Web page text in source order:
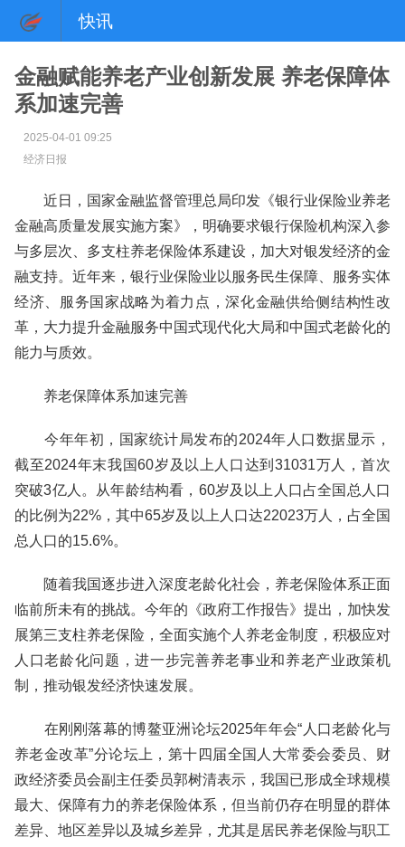
快讯
金融赋能养老产业创新发展 养老保障体
系加速完善
2025-04-01 09:25
经济日报
近日，国家金融监督管理总局印发《银行业保险业养老
金融高质量发展实施方案》，明确要求银行保险机构深入参
与多层次、多支柱养老保险体系建设，加大对银发经济的金
融支持。近年来，银行业保险业以服务民生保障、服务实体
经济、服务国家战略为着力点，深化金融供给侧结构性改
革，大力提升金融服务中国式现代化大局和中国式老龄化的
能力与质效。
养老保障体系加速完善
今年年初，国家统计局发布的2024年人口数据显示，
截至2024年末我国60岁及以上人口达到31031万人，首次
突破3亿人。从年龄结构看，60岁及以上人口占全国总人口
的比例为22%，其中65岁及以上人口达22023万人，占全国
总人口的15.6%。
随着我国逐步进入深度老龄化社会，养老保险体系正面
临前所未有的挑战。今年的《政府工作报告》提出，加快发
展第三支柱养老保险，全面实施个人养老金制度，积极应对
人口老龄化问题，进一步完善养老事业和养老产业政策机
制，推动银发经济快速发展。
在刚刚落幕的博鳌亚洲论坛2025年年会“人口老龄化与
养老金改革”分论坛上，第十四届全国人大常委会委员、财
政经济委员会副主任委员郭树清表示，我国已形成全球规模
最大、保障有力的养老保险体系，但当前仍存在明显的群体
差异、地区差异以及城乡差异，尤其是居民养老保险与职工